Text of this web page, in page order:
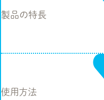
製品の特長
使用方法